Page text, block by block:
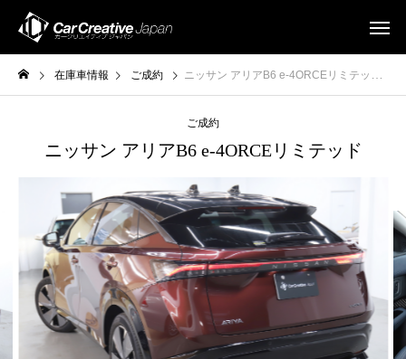
在庫車情報 ご成約 ニッサン アリアB6 e-4ORCEリミテッド
ご成約
ニッサン アリアB6 e-4ORCEリミテッド